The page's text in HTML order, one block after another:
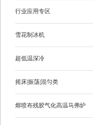
行业应用专区
雪花制冰机
超低温深冷
摇床|振荡|混匀类
熔喷布残胶气化高温马弗炉